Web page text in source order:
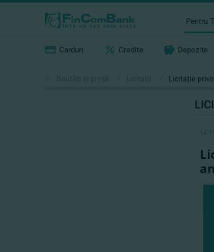
Pentru
Carduri Credite Depozite
Licitaţie